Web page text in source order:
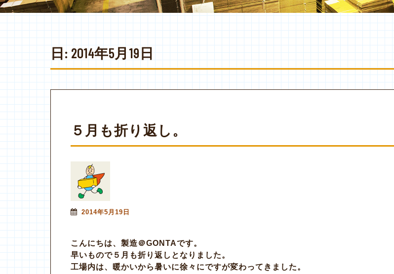
日:2014年5月19日
５月も折り返し。
2014年5月19日
こんにちは、製造＠GONTAです。
早いもので５月も折り返しとなりました。
工場内は、暖かいから暑いに徐々にですが変わってきました。